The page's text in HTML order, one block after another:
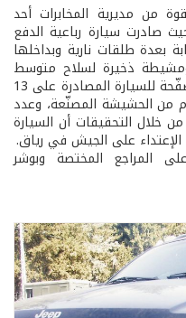
من مديرية المخابرات أحد
صادرت سيارة رباعية الدفع
بعدة طلقات نارية وبداخلها
فارغة تعود لبندقية م16، ومشيطة ذخيرة لسلاح متوسط
نوع «ماغ»، كما عثر داخل الأبواب المصفّحة للسيارة المصادرة على 13
الكيف، و2 كيلوغرام من الحشيشة المصنّعة، وعدد
خلال التحقيقات أن السيارة
على الجيش في رياق.
المراجع المختصة وبوشر